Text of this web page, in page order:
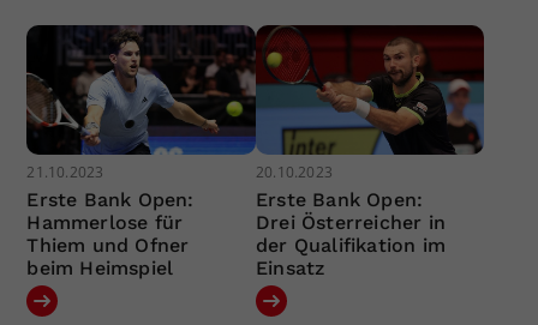
21.10.2023
Erste Bank Open:
Hammerlose für
Thiem und Ofner
beim Heimspiel
20.10.2023
Erste Bank Open:
Drei Österreicher in
der Qualifikation im
Einsatz